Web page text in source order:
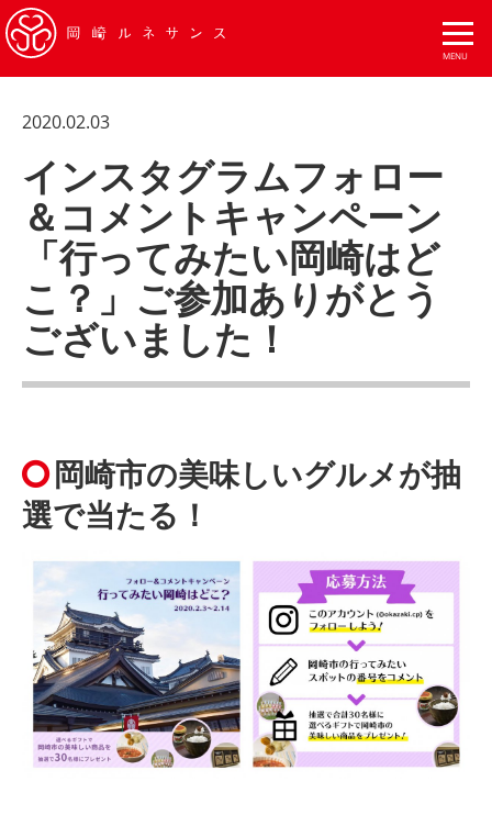
2020.02.03
インスタグラムフォロー
＆コメントキャンペーン
「行ってみたい岡崎はど
こ？」ご参加ありがとう
ございました！
岡崎市の美味しいグルメが抽
選で当たる！